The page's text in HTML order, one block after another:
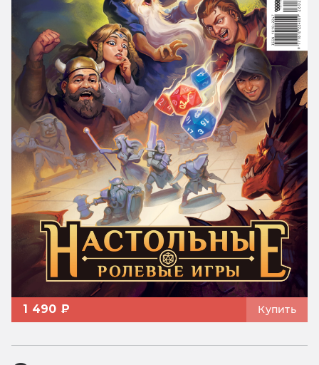
1 490 ₽ Купить